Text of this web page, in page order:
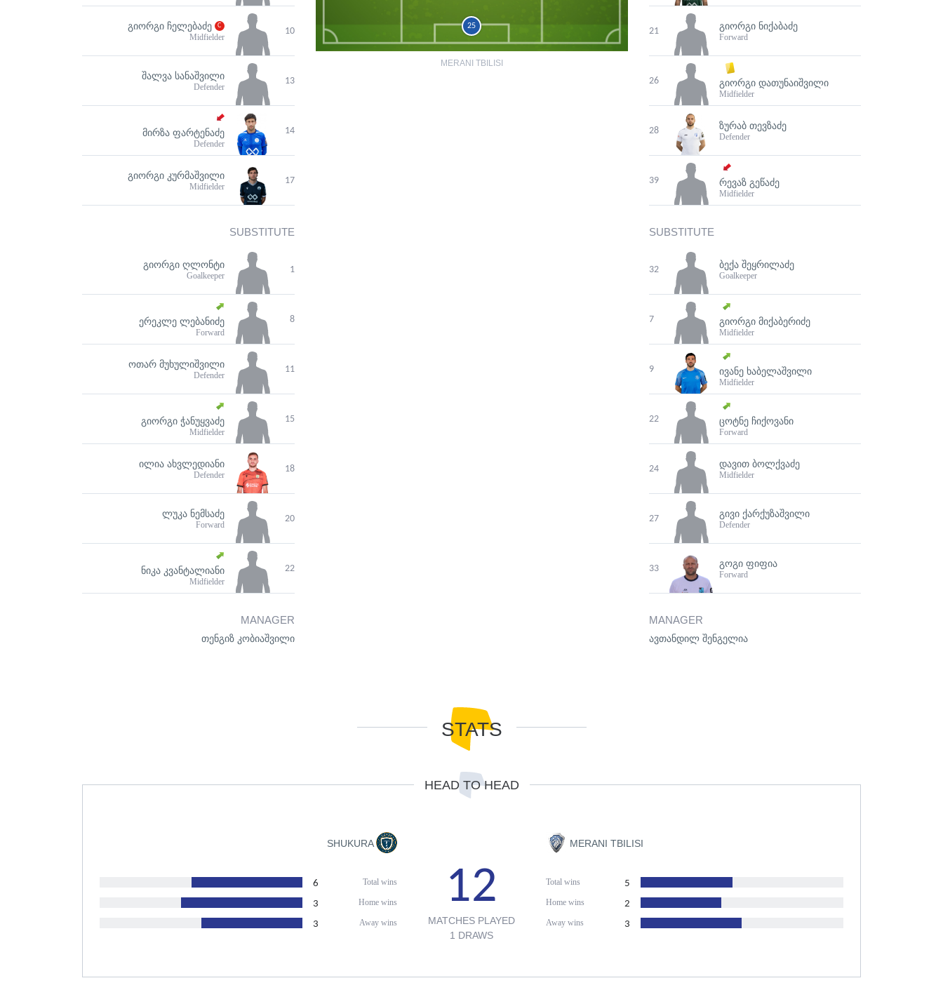
10
ᲒᲘᲝᲠᲒᲘ ᲩᲔᲚᲔᲑᲐᲫᲔ
Midfielder
13
ᲨᲐᲚᲕᲐ ᲡᲐᲜᲐᲨᲕᲘᲚᲘ
Defender
14
ᲛᲘᲠᲖᲐ ᲤᲐᲠᲢᲔᲜᲐᲫᲔ
Defender
17
ᲒᲘᲝᲠᲒᲘ ᲙᲣᲠᲛᲐᲨᲕᲘᲚᲘ
Midfielder
SUBSTITUTE
1
ᲒᲘᲝᲠᲒᲘ ᲦᲚᲝᲜᲢᲘ
Goalkeeper
8
ᲔᲠᲔᲙᲚᲔ ᲚᲔᲑᲐᲜᲘᲫᲔ
Forward
11
ᲝᲗᲐᲠ ᲛᲣᲮᲣᲚᲘᲨᲕᲘᲚᲘ
Defender
15
ᲒᲘᲝᲠᲒᲘ ᲭᲐᲜᲣᲧᲕᲐᲫᲔ
Midfielder
18
ᲘᲚᲘᲐ ᲐᲮᲕᲚᲔᲓᲘᲐᲜᲘ
Defender
20
ᲚᲣᲙᲐ ᲜᲔᲛᲡᲐᲫᲔ
Forward
22
ᲜᲘᲙᲐ ᲙᲕᲐᲜᲢᲐᲚᲘᲐᲜᲘ
Midfielder
MANAGER
თენგიზ კობიაშვილი
21 ᲒᲘᲝᲠᲒᲘ ᲜᲘᲥᲐᲑᲐᲫᲔ
Forward
26 ᲒᲘᲝᲠᲒᲘ ᲓᲐᲗᲣᲜᲐᲘᲨᲕᲘᲚᲘ
Midfielder
28 ᲖᲣᲠᲐᲑ ᲗᲔᲕᲖᲐᲫᲔ
Defender
39 ᲠᲔᲕᲐᲖ ᲒᲔᲬᲐᲫᲔ
Midfielder
SUBSTITUTE
32 ᲑᲔᲥᲐ ᲨᲔᲧᲠᲘᲚᲐᲫᲔ
Goalkeeper
7 ᲒᲘᲝᲠᲒᲘ ᲛᲘᲥᲐᲑᲔᲠᲘᲫᲔ
Midfielder
9 ᲘᲕᲐᲜᲔ ᲮᲐᲑᲔᲚᲐᲨᲕᲘᲚᲘ
Midfielder
22 ᲪᲝᲢᲜᲔ ᲩᲘᲥᲝᲕᲐᲜᲘ
Forward
24 ᲓᲐᲕᲘᲗ ᲑᲝᲚᲥᲕᲐᲫᲔ
Midfielder
27 ᲒᲘᲕᲘ ᲥᲐᲠᲥᲣᲖᲐᲨᲕᲘᲚᲘ
Defender
33 ᲒᲝᲒᲘ ᲤᲘᲤᲘᲐ
Forward
MANAGER
ავთანდილ შენგელია
25
MERANI TBILISI
STATS
HEAD TO HEAD
SHUKURA MERANI TBILISI
Total wins
6
Home wins
3
Away wins
3
Total wins 5
Home wins 2
Away wins 3
12
MATCHES PLAYED
1 DRAWS